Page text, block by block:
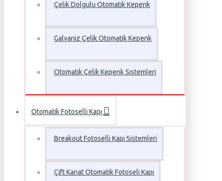
Çelik Dolgulu Otomatik Kepenk
Galvaniz Çelik Otomatik Kepenk
Otomatik Çelik Kepenk Sistemleri
Otomatik Fotoselli Kapı
Breakout Fotoselli Kapı Sistemleri
Çift Kanat Otomatik Fotoseli Kapı